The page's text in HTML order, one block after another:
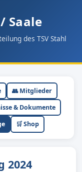
Saale
des TSV Stahl
👥 Mitglieder
& Dokumente
🛒 Shop
2024